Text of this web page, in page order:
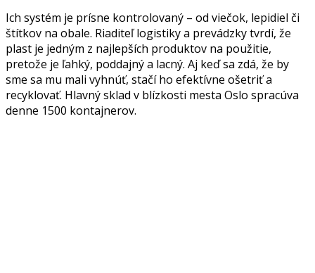
Ich systém je prísne kontrolovaný – od viečok, lepidiel či
štítkov na obale. Riaditeľ logistiky a prevádzky tvrdí, že
plast je jedným z najlepších produktov na použitie,
pretože je ľahký, poddajný a lacný. Aj keď sa zdá, že by
sme sa mu mali vyhnúť, stačí ho efektívne ošetriť a
recyklovať. Hlavný sklad v blízkosti mesta Oslo spracúva
denne 1500 kontajnerov.